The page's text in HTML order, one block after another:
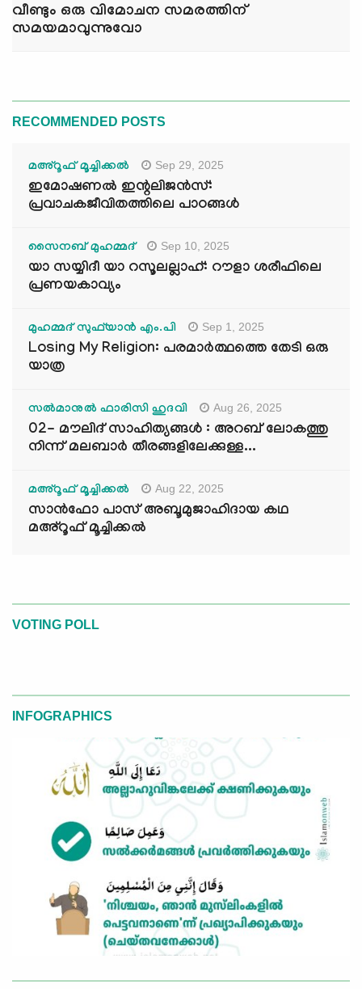
വീണ്ടും ഒരു വിമോചന സമരത്തിന്
സമയമാവുന്നുവോ
RECOMMENDED POSTS
മഅ്റൂഫ് മൂച്ചിക്കല്‍ Sep 29, 2025
ഇമോഷണൽ ഇന്റലിജൻസ്:
പ്രവാചകജീവിതത്തിലെ പാഠങ്ങൾ
സൈനബ് മുഹമ്മദ് Sep 10, 2025
യാ സയ്യിദീ യാ റസൂലല്ലാഹ്: റൗളാ ശരീഫിലെ
പ്രണയകാവ്യം
മുഹമ്മദ് സുഫ്‌യാൻ എം.പി Sep 1, 2025
Losing My Religion: പരമാർത്ഥത്തെ തേടി ഒരു
യാത്ര
സൽമാനുൽ ഫാരിസി ഹുദവി Aug 26, 2025
02- മൗലിദ് സാഹിത്യങ്ങൾ : അറബ് ലോകത്തു
നിന്ന് മലബാർ തീരങ്ങളിലേക്കുള്ള...
മഅ്റൂഫ് മൂച്ചിക്കല്‍ Aug 22, 2025
സാൻഫോ പാസ് അബൂമുജാഹിദായ കഥ
മഅ്റൂഫ് മൂച്ചിക്കല്‍
VOTING POLL
INFOGRAPHICS